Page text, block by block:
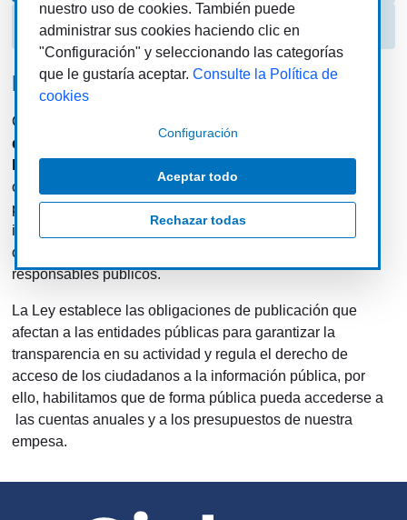
Presupuestos
Información Económica
Giahsa cumple con los requisitos que rige la
de 9 de diciembre, de Transparencia, Acceso a la
Información Pública y Buen Gobierno
, que tiene por
objeto ampliar y reforzar la transparencia de la actividad
pública, regular y garantizar el derecho de acceso a la
información relativa a aquella actividad y establecer las
obligaciones de buen gobierno que deben cumplir los
responsables públicos.
La Ley establece las obligaciones de publicación que
afectan a las entidades públicas para garantizar la
transparencia en su actividad y regula el derecho de
acceso de los ciudadanos a la información pública, por
ello, habilitamos que de forma pública pueda accederse a
las cuentas anuales y a los presupuestos de nuestra
empesa.
nuestro uso de cookies. También puede
administrar sus cookies haciendo clic en
"Configuración" y seleccionando las categorías
que le gustaría aceptar. Consulte la Política de
cookies
Configuración
Aceptar todo
Rechazar todas